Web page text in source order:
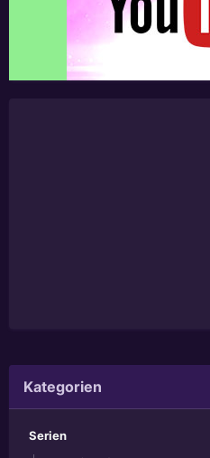
Kategorien
Serien